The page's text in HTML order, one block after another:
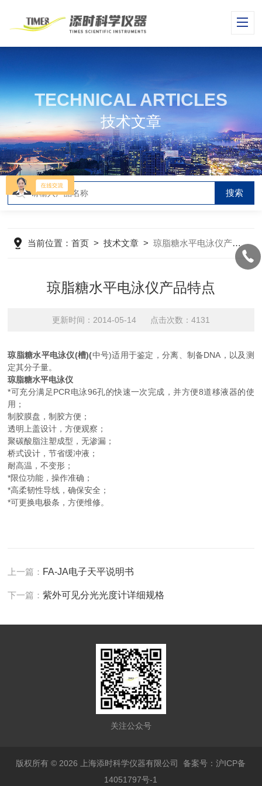
TECHNICAL ARTICLES
技术文章
当前位置：首页 >技术文章 >琼脂糖水平电泳仪产品特点
琼脂糖水平电泳仪产品特点
更新时间：2014-05-14 点击次数：4131
琼脂糖水平电泳仪(槽)(中号)适用于鉴定，分离、制备DNA，以及测
定其分子量。
琼脂糖水平电泳仪
*可充分满足PCR电泳96孔的快速一次完成，并方便8道移液器的使
用；
制胶膜盘，制胶方便；
透明上盖设计，方便观察；
聚碳酸脂注塑成型，无渗漏；
桥式设计，节省缓冲液；
耐高温，不变形；
*限位功能，操作准确；
*高柔韧性导线，确保安全；
*可更换电极条，方便维修。
上一篇： FA-JA电子天平说明书
下一篇：紫外可见分光光度计详细规格
关注公众号
版权所有 © 2026 上海添时科学仪器有限公司备案号：沪ICP备
14051797号-1